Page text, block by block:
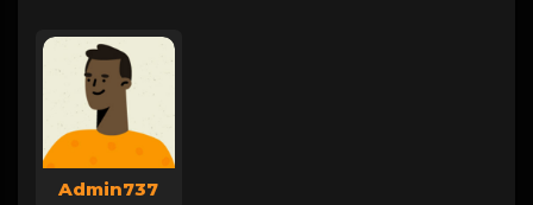
Admin737